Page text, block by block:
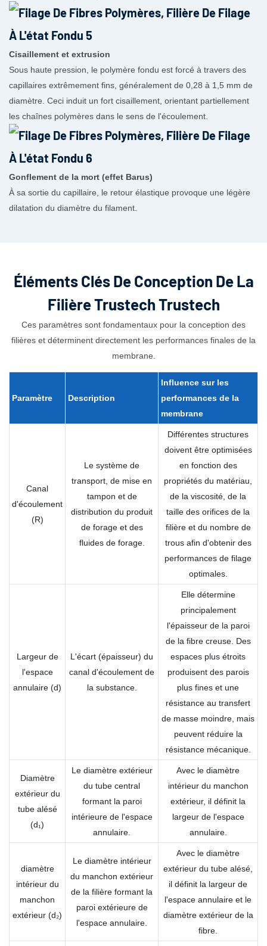
Cisaillement et extrusion
Sous haute pression, le polymère fondu est forcé à travers des
capillaires extrêmement fins, généralement de 0,28 à 1,5 mm de
diamètre. Ceci induit un fort cisaillement, orientant partiellement
les chaînes polymères dans le sens de l'écoulement.
Gonflement de la mort (effet Barus)
À sa sortie du capillaire, le retour élastique provoque une légère
dilatation du diamètre du filament.
Éléments Clés De Conception De La
Filière Trustech Trustech
Ces paramètres sont fondamentaux pour la conception des
filières et déterminent directement les performances finales de la
membrane.
Paramètre Description
Influence sur les
performances de la
membrane
Canal
d'écoulement
(R)
Le système de
transport, de mise en
tampon et de
distribution du produit
de forage et des
fluides de forage.
Différentes structures
doivent être optimisées
en fonction des
propriétés du matériau,
de la viscosité, de la
taille des orifices de la
filière et du nombre de
trous afin d'obtenir des
performances de filage
optimales.
Largeur de
l'espace
annulaire (d)
L'écart (épaisseur) du
canal d'écoulement de
la substance.
Elle détermine
principalement
l'épaisseur de la paroi
de la fibre creuse. Des
espaces plus étroits
produisent des parois
plus fines et une
résistance au transfert
de masse moindre, mais
peuvent réduire la
résistance mécanique.
Diamètre
extérieur du
tube alésé
(d₁)
Le diamètre extérieur
du tube central
formant la paroi
intérieure de l'espace
annulaire.
Avec le diamètre
intérieur du manchon
extérieur, il définit la
largeur de l'espace
annulaire.
diamètre
intérieur du
manchon
extérieur (d₂)
Le diamètre intérieur
du manchon extérieur
de la filière formant la
paroi extérieure de
l'espace annulaire.
Avec le diamètre
extérieur du tube alésé,
il définit la largeur de
l'espace annulaire et le
diamètre extérieur de la
fibre.